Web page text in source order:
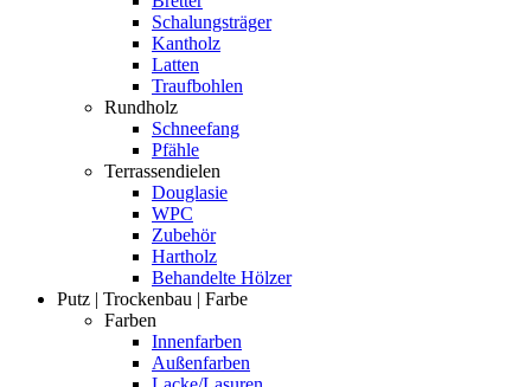
Schalungsträger
Kantholz
Latten
Traufbohlen
Rundholz
Schneefang
Pfähle
Terrassendielen
Douglasie
WPC
Zubehör
Hartholz
Behandelte Hölzer
Putz | Trockenbau | Farbe
Farben
Innenfarben
Außenfarben